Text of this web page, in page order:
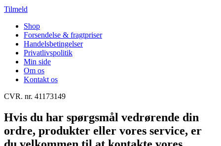
Tilmeld
Shop
Forsendelse & fragtpriser
Handelsbetingelser
Privatlivspolitik
Min side
Om os
Kontakt os
CVR. nr. 41173149
Hvis du har spørgsmål vedrørende din
ordre, produkter eller vores service, er